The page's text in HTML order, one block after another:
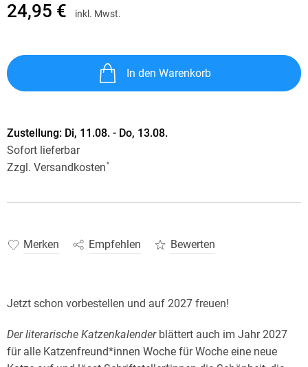
24,95 € inkl. Mwst.
In den Warenkorb
Zustellung: Di, 11.08. - Do, 13.08.
Sofort lieferbar
Zzgl. Versandkosten *
Merken Empfehlen Bewerten
Jetzt schon vorbestellen und auf 2027 freuen!
Der literarische Katzenkalenderblättert auch im Jahr 2027
für alle Katzenfreund*innen Woche für Woche eine neue